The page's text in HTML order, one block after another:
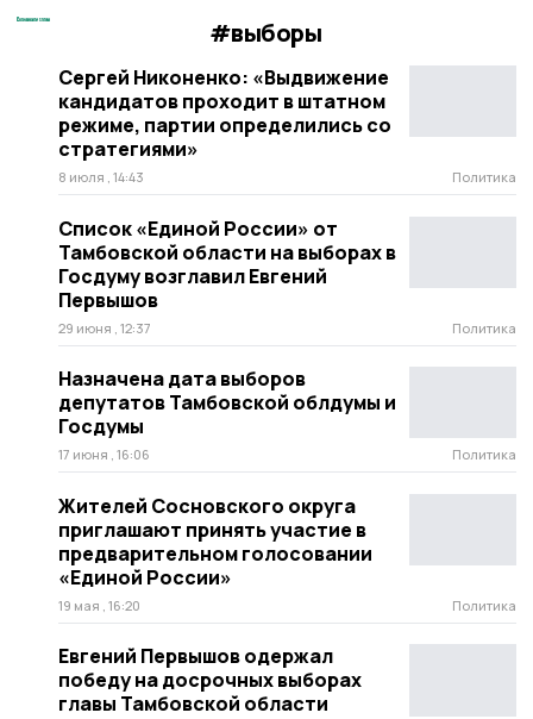
#выборы
Сергей Никоненко: «Выдвижение
кандидатов проходит в штатном
режиме, партии определились со
стратегиями»
8 июля , 14:43 Политика
Список «Единой России» от
Тамбовской области на выборах в
Госдуму возглавил Евгений
Первышов
29 июня , 12:37 Политика
Назначена дата выборов
депутатов Тамбовской облдумы и
Госдумы
17 июня , 16:06 Политика
Жителей Сосновского округа
приглашают принять участие в
предварительном голосовании
«Единой России»
19 мая , 16:20 Политика
Евгений Первышов одержал
победу на досрочных выборах
главы Тамбовской области